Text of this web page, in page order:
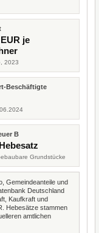
je
2023
Beschäftigte
B
Grundstücke
Gemeindeanteile und
Deutschland
Kaufkraft und
Hebesätze stammen
amtlichen